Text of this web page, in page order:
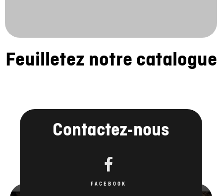
Feuilletez notre catalogue
Contactez-nous
FACEBOOK